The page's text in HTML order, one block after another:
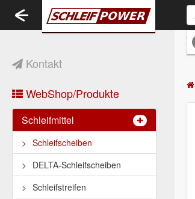
Kontakt
WebShop/Produkte
Schleifmittel
Schleifscheiben
DELTA-Schleifscheiben
Schleifstreifen
Toggle
navigation